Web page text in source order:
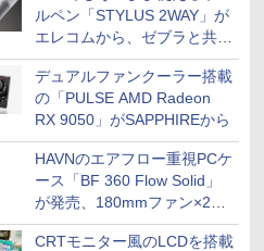
ルペン「STYLUS 2WAY」が
エレコムから、ゼブラと共同
開発
デュアルファンクーラー搭載
の「PULSE AMD Radeon
RX 9050」がSAPPHIREから
HAVNのエアフロー重視PCケ
ース「BF 360 Flow Solid」
が発売、180mmファン×2搭
載
CRTモニター風のLCDを搭載